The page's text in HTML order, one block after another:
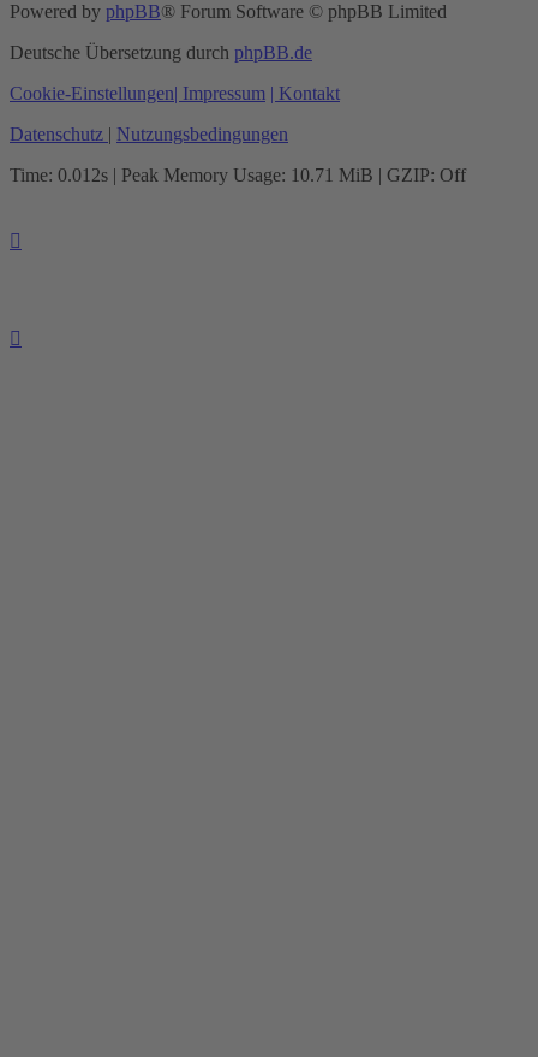
Powered by phpBB® Forum Software © phpBB Limited
Deutsche Übersetzung durch phpBB.de
Cookie-Einstellungen| Impressum | Kontakt
Datenschutz | Nutzungsbedingungen
Time: 0.012s | Peak Memory Usage: 10.71 MiB | GZIP: Off